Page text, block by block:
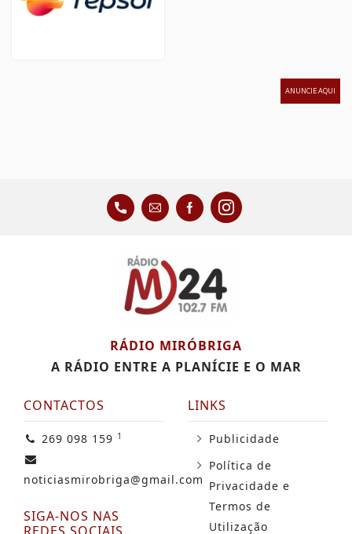
ANUNCIE AQUI
RÁDIO MIRÓBRIGA
A RÁDIO ENTRE A PLANÍCIE E O MAR
CONTACTOS
269 098 159 1
noticiasmirobriga@gmail.com
SIGA-NOS NAS
LINKS
Publicidade
Política de
Privacidade e
Termos de
Utilização